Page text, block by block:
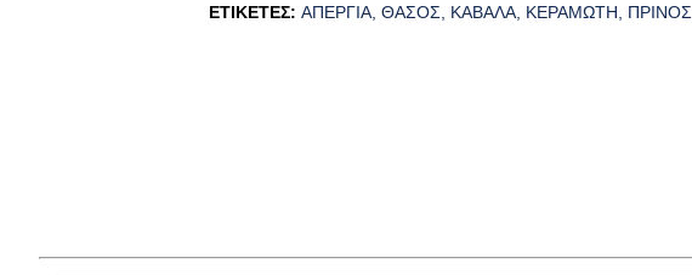
ΕΤΙΚΈΤΕΣ: ΑΠΕΡΓΊΑ ΘΆΣΟΣ ΚΑΒΆΛΑ ΚΕΡΑΜΩΤΉ ΠΡΊΝΟΣ